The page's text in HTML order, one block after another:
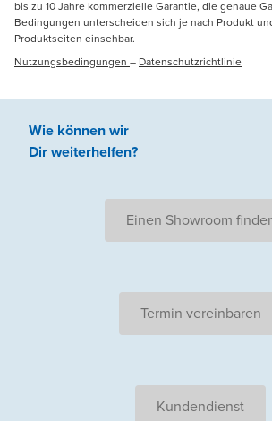
bis zu 10 Jahre kommerzielle Garantie, die genaue
Bedingungen unterscheiden sich je nach Produkt
Produktseiten einsehbar.
Nutzungsbedingungen – Datenschutzrichtlinie
Wie können wir
Dir weiterhelfen?
Einen Showroom
Termin vereinbaren
Kundendienst